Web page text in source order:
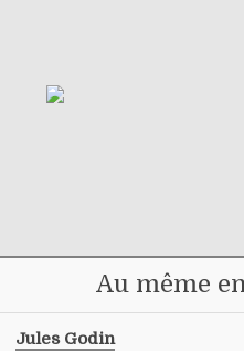
Au même
Jules Godin